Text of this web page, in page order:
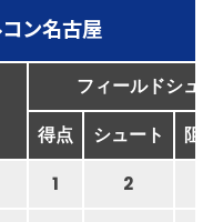
ン名古屋
フィールドシュ
得点 シュート 阻
1 2